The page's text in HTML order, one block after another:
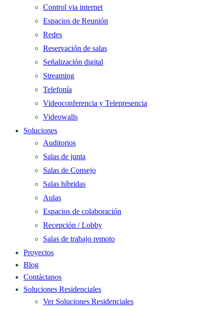
Control via internet
Espacios de Reunión
Redes
Reservación de salas
Señalización digital
Streaming
Telefonía
Videoconferencia y Telepresencia
Videowalls
Soluciones
Auditorios
Salas de junta
Salas de Consejo
Salas híbridas
Aulas
Espacios de colaboración
Recepción / Lobby
Salas de trabajo remoto
Proyectos
Blog
Contáctanos
Soluciones Residenciales
Ver Soluciones Residenciales